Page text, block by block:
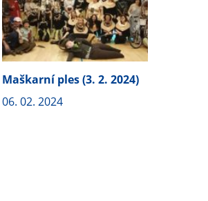
Maškarní ples (3. 2. 2024)
06. 02. 2024